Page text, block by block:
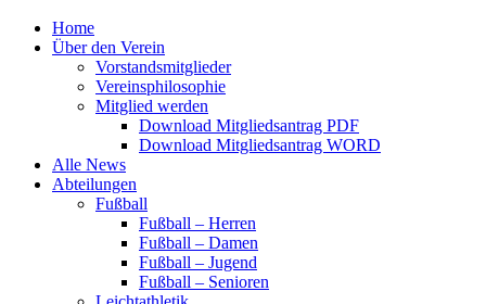
Home
Über den Verein
Vorstandsmitglieder
Vereinsphilosophie
Mitglied werden
Download Mitgliedsantrag PDF
Download Mitgliedsantrag WORD
Alle News
Abteilungen
Fußball
Fußball – Herren
Fußball – Damen
Fußball – Jugend
Fußball – Senioren